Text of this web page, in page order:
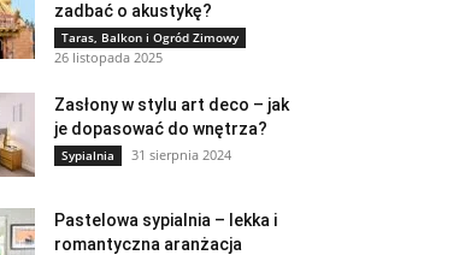
zadbać o akustykę?
Taras, Balkon i Ogród Zimowy
26 listopada 2025
Zasłony w stylu art deco – jak
je dopasować do wnętrza?
Sypialnia 31 sierpnia 2024
Pastelowa sypialnia – lekka i
romantyczna aranżacja